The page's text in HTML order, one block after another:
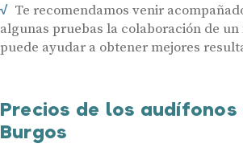
Te recomendamos venir
algunas pruebas la colaboración de
puede ayudar a obtener mejores
Precios de los audífonos
Burgos